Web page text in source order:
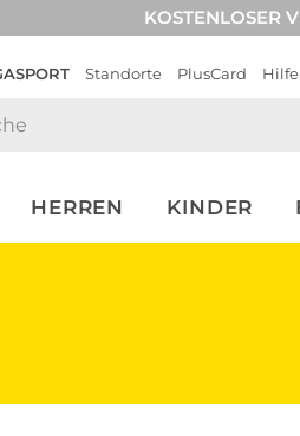
KOSTENLOSER
Standorte PlusCard Hilfe
HERREN KINDER